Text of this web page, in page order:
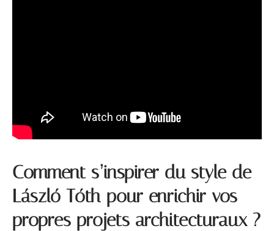
Comment s’inspirer du style de
László Tóth pour enrichir vos
propres projets architecturaux ?